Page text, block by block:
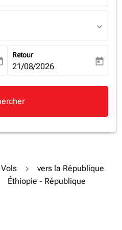
expand_more
aria-label
Retour
fc-booking-return-date-aria-
21/08/2026 today
vers la République
Éthiopie - République